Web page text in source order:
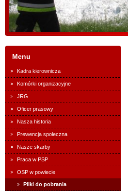
Menu
Kadra kierownicza
Komórki organizacyjne
JRG
Oficer prasowy
Nasza historia
Prewencja społeczna
Nasze skarby
Praca w PSP
OSP w powiecie
Pliki do pobrania